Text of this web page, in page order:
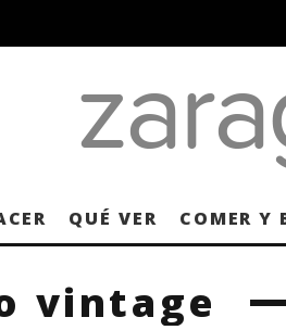
QUÉ VER COMER Y
vintage